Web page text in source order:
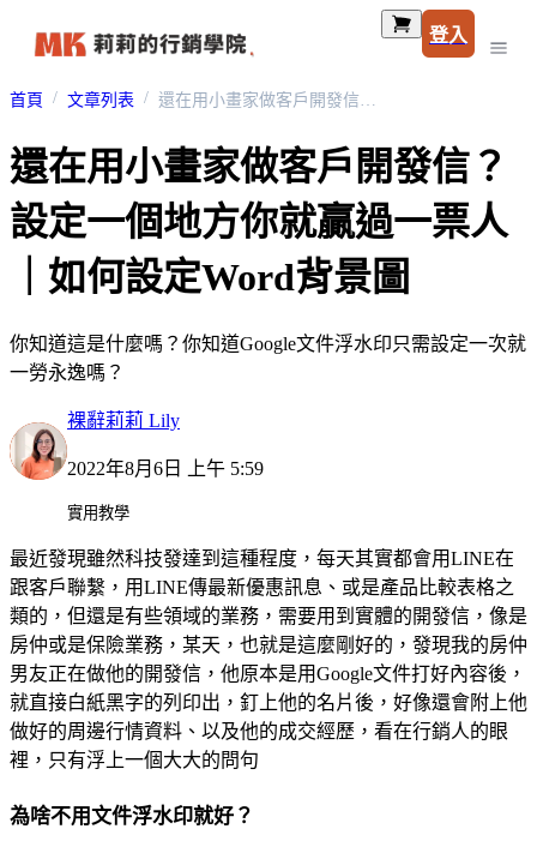
登入
首頁 文章列表 還在用小畫家做客戶開發信？設定一個地方你就贏過一票人｜如何設定Word背景圖
還在用小畫家做客戶開發信？
設定一個地方你就贏過一票人
｜如何設定Word背景圖
你知道這是什麼嗎？你知道Google文件浮水印只需設定一次就
一勞永逸嗎？
裸辭莉莉 Lily
2022年8月6日 上午 5:59
實用教學
最近發現雖然科技發達到這種程度，每天其實都會用LINE在
跟客戶聯繫，用LINE傳最新優惠訊息、或是產品比較表格之
類的，但還是有些領域的業務，需要用到實體的開發信，像是
房仲或是保險業務，某天，也就是這麼剛好的，發現我的房仲
男友正在做他的開發信，他原本是用Google文件打好內容後，
就直接白紙黑字的列印出，釘上他的名片後，好像還會附上他
做好的周邊行情資料、以及他的成交經歷，看在行銷人的眼
裡，只有浮上一個大大的問句
為啥不用文件浮水印就好？